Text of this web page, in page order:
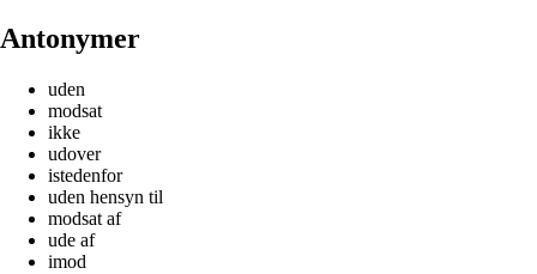
Antonymer
uden
modsat
ikke
udover
istedenfor
uden hensyn til
modsat af
ude af
imod